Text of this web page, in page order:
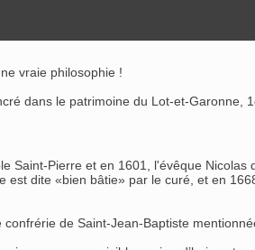
vraie philosophie !
dans le patrimoine du Lot-et-Garonne,
Pierre et en 1601, l'évêque Nicolas
dite «bien bâtie» par le curé, et en
de Saint-Jean-Baptiste